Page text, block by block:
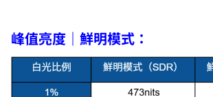
峰值亮度｜鮮明模式：